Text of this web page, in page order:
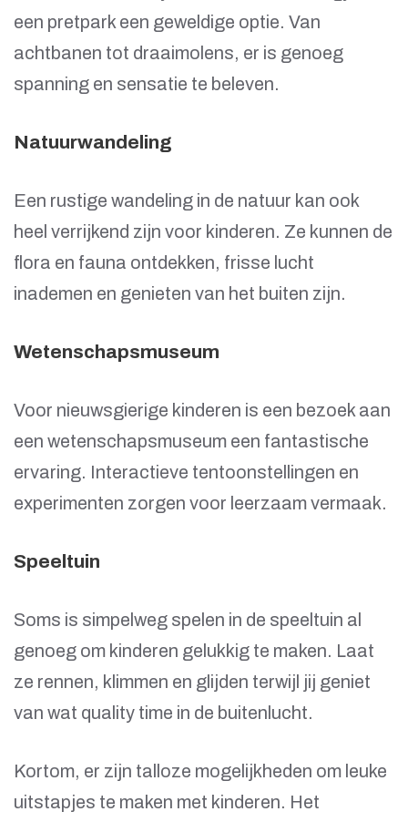
een pretpark een geweldige optie. Van
achtbanen tot draaimolens, er is genoeg
spanning en sensatie te beleven.
Natuurwandeling
Een rustige wandeling in de natuur kan ook
heel verrijkend zijn voor kinderen. Ze kunnen de
flora en fauna ontdekken, frisse lucht
inademen en genieten van het buiten zijn.
Wetenschapsmuseum
Voor nieuwsgierige kinderen is een bezoek aan
een wetenschapsmuseum een fantastische
ervaring. Interactieve tentoonstellingen en
experimenten zorgen voor leerzaam vermaak.
Speeltuin
Soms is simpelweg spelen in de speeltuin al
genoeg om kinderen gelukkig te maken. Laat
ze rennen, klimmen en glijden terwijl jij geniet
van wat quality time in de buitenlucht.
Kortom, er zijn talloze mogelijkheden om leuke
uitstapjes te maken met kinderen. Het